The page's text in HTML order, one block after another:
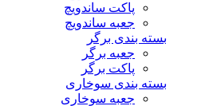
پاکت ساندویچ
جعبه ساندویچ
بسته بندی برگر
جعبه برگر
پاکت برگر
بسته بندی سوخاری
جعبه سوخاری